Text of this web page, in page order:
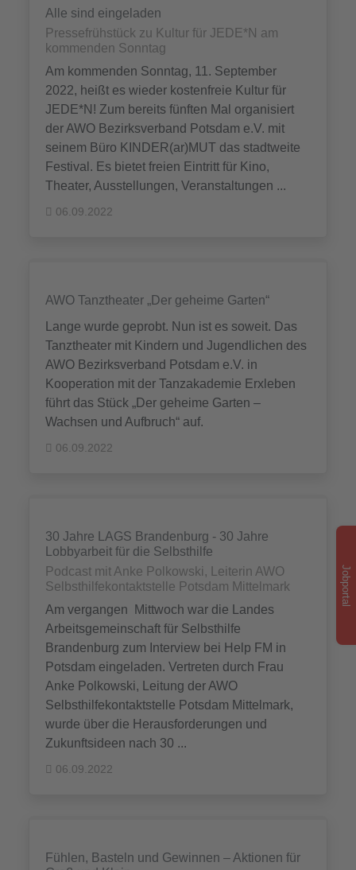
Alle sind eingeladen
Pressefrühstück zu Kultur für JEDE*N am
kommenden Sonntag
Am kommenden Sonntag, 11. September
2022, heißt es wieder kostenfreie Kultur für
JEDE*N! Zum bereits fünften Mal organisiert
der AWO Bezirksverband Potsdam e.V. mit
seinem Büro KINDER(ar)MUT das stadtweite
Festival. Es bietet freien Eintritt für Kino,
Theater, Ausstellungen, Veranstaltungen ...
06.09.2022
AWO Tanztheater „Der geheime Garten“
Lange wurde geprobt. Nun ist es soweit. Das
Tanztheater mit Kindern und Jugendlichen des
AWO Bezirksverband Potsdam e.V. in
Kooperation mit der Tanzakademie Erxleben
führt das Stück „Der geheime Garten –
Wachsen und Aufbruch“ auf.
06.09.2022
30 Jahre LAGS Brandenburg - 30 Jahre
Lobbyarbeit für die Selbsthilfe
Podcast mit Anke Polkowski, Leiterin AWO
Selbsthilfekontaktstelle Potsdam Mittelmark
Am vergangen Mittwoch war die Landes
Arbeitsgemeinschaft für Selbsthilfe
Brandenburg zum Interview bei Help FM in
Potsdam eingeladen. Vertreten durch Frau
Anke Polkowski, Leitung der AWO
Selbsthilfekontaktstelle Potsdam Mittelmark,
wurde über die Herausforderungen und
Zukunftsideen nach 30 ...
06.09.2022
Fühlen, Basteln und Gewinnen – Aktionen für
Jobportal